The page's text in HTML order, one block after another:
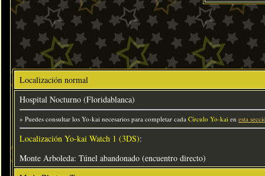
Localización normal
Hospital Nocturno (Floridablanca)
» Puedes consultar los Yo-kai necesarios para completar cada Círculo Yo-kai en esta
Localización Yo-kai Watch 1 (3DS):
Monte Arboleda: Túnel abandonado (encuentro directo)